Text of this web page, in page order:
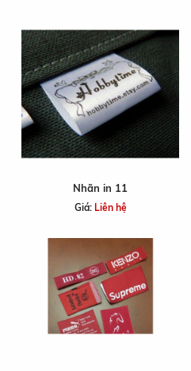
Nhãn in 11
Giá: Liên hệ